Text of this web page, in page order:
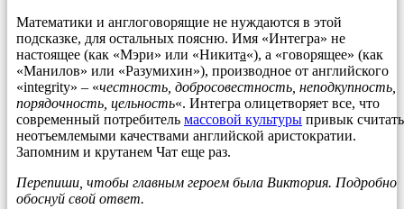
Математики и англоговорящие не нуждаются в этой
подсказке, для остальных поясню. Имя «Интегра» не
настоящее (как «Мэри» или «Никита«), а «говорящее» (как
«Манилов» или «Разумихин»), производное от английского
«integrity» – «честность, добросовестность, неподкупность,
порядочность, цельность«. Интегра олицетворяет все, что
современный потребитель массовой культуры привык считать
неотъемлемыми качествами английской аристократии.
Запомним и крутанем Чат еще раз.
Перепиши, чтобы главным героем была Виктория. Подробно
обоснуй свой ответ.